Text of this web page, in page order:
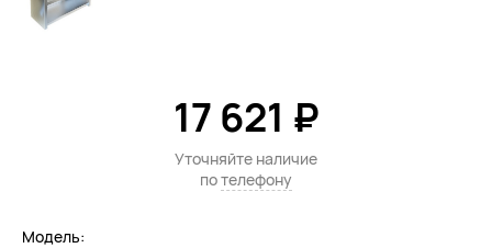
Модель:
17 621 ₽
Уточняйте наличие
потелефону